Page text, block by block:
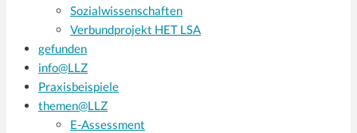
Sozialwissenschaften
Verbundprojekt HET LSA
gefunden
info@LLZ
Praxisbeispiele
themen@LLZ
E-Assessment